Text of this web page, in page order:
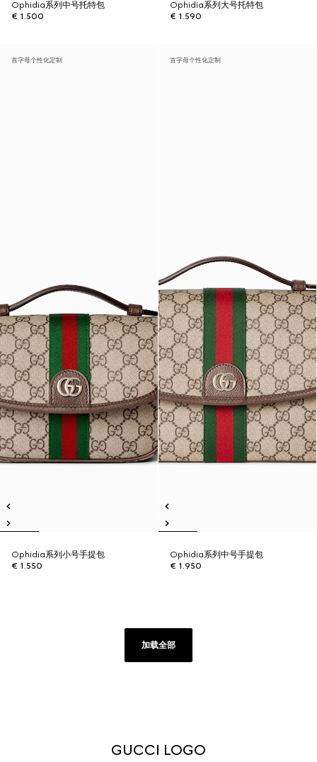
Ophidia系列中号托特包
€ 1.500
Ophidia系列大号托特包
€ 1.590
首字母个性化定制
Ophidia系列小号手提包
€ 1.550
首字母个性化定制
Ophidia系列中号手提包
€ 1.950
加载全部
GUCCI LOGO